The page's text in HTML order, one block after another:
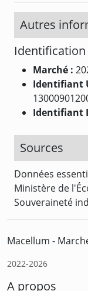
Autres
Marché :
Identifiant
Identifiant
Sources
Données
Ministère de
Souveraineté
Macellum -
2022-2026
A propos